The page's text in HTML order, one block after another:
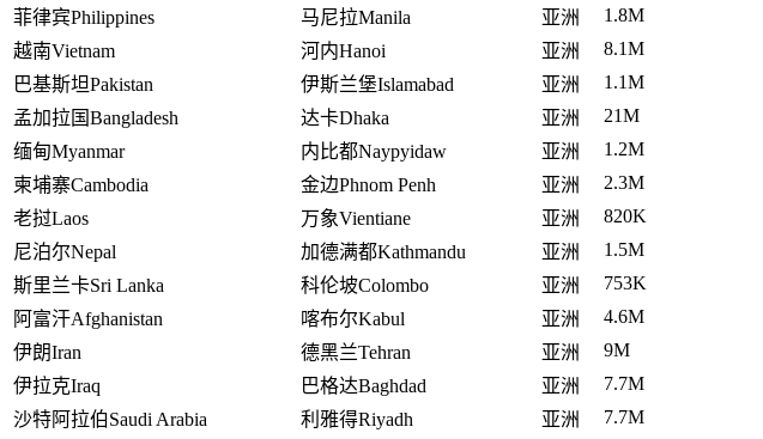
菲律宾Philippines 马尼拉Manila 亚洲
1.8M
越南Vietnam 河内Hanoi 亚洲
8.1M
巴基斯坦Pakistan 伊斯兰堡Islamabad 亚洲
1.1M
孟加拉国Bangladesh 达卡Dhaka 亚洲
21M
缅甸Myanmar 内比都Naypyidaw 亚洲
1.2M
柬埔寨Cambodia 金边Phnom Penh 亚洲
2.3M
老挝Laos 万象Vientiane 亚洲
820K
尼泊尔Nepal 加德满都Kathmandu 亚洲
1.5M
斯里兰卡Sri Lanka 科伦坡Colombo 亚洲
753K
阿富汗Afghanistan 喀布尔Kabul 亚洲
4.6M
伊朗Iran 德黑兰Tehran 亚洲
9M
伊拉克Iraq 巴格达Baghdad 亚洲
7.7M
沙特阿拉伯Saudi Arabia 利雅得Riyadh 亚洲
7.7M